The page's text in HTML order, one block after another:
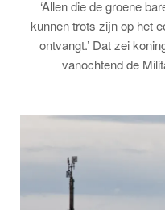
‘Allen die de groene
kunnen trots zijn op het
ontvangt.’ Dat zei
vanochtend de